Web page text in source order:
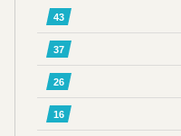
43
37
26
16